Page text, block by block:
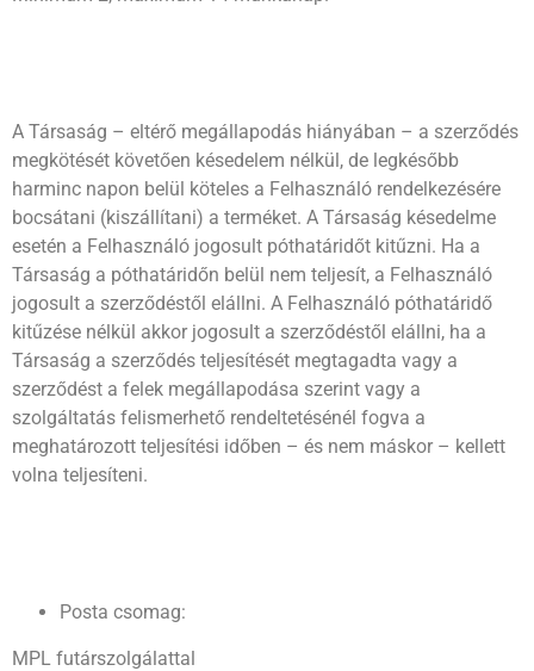
A Társaság – eltérő megállapodás hiányában – a szerződés
megkötését követően késedelem nélkül, de legkésőbb
harminc napon belül köteles a Felhasználó rendelkezésére
bocsátani (kiszállítani) a terméket. A Társaság késedelme
esetén a Felhasználó jogosult póthatáridőt kitűzni. Ha a
Társaság a póthatáridőn belül nem teljesít, a Felhasználó
jogosult a szerződéstől elállni. A Felhasználó póthatáridő
kitűzése nélkül akkor jogosult a szerződéstől elállni, ha a
Társaság a szerződés teljesítését megtagadta vagy a
szerződést a felek megállapodása szerint vagy a
szolgáltatás felismerhető rendeltetésénél fogva a
meghatározott teljesítési időben – és nem máskor – kellett
volna teljesíteni.
Posta csomag:
MPL futárszolgálattal